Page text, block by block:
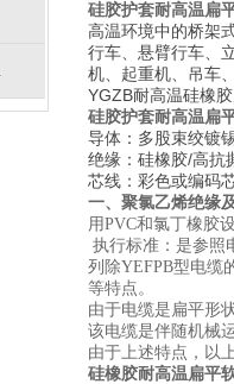
？
硅胶护套耐高温扁
高温环境中的桥架
行车、悬臂行车、
机、起重机、吊车
YGZB耐高温硅橡
硅胶护套耐高温扁
导体：多股束绞镀
绝缘：硅橡胶/高抗
芯线：彩色或编码
一、聚氯乙烯绝缘
用PVC和氯丁橡胶
执行标准：是参照
列除YEFPB型电缆
等特点。
由于电缆是扁平形
该电缆是伴随机械
由于上述特点，以
硅橡胶耐高温扁平